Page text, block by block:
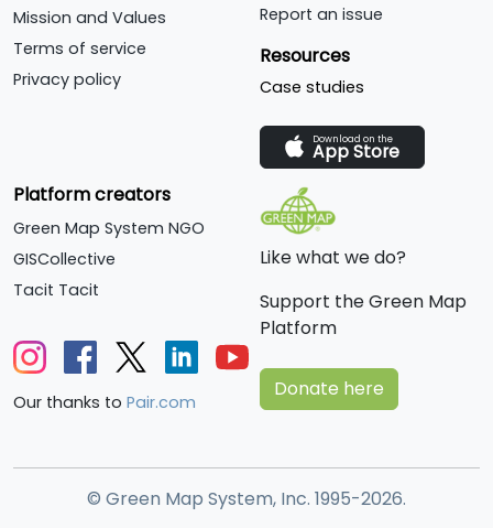
Mission and Values
Terms of service
Privacy policy
Report an issue
Resources
Case studies
Download on the
App Store
Platform creators
Green Map System NGO
GISCollective
Tacit Tacit
Our thanks to Pair.com
Like what we do?
Support the Green Map
Platform
Donate here
© Green Map System, Inc. 1995-2026.